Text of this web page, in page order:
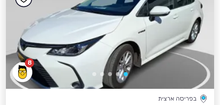
8
בפריסה ארצית